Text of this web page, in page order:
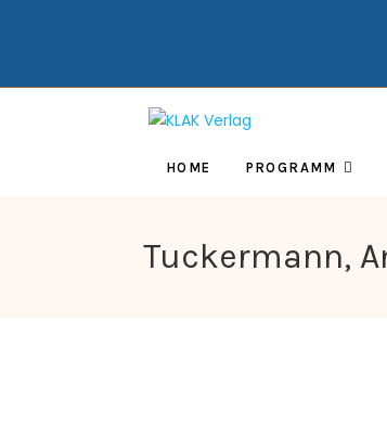
HOME PROGRAMM
Tuckermann,